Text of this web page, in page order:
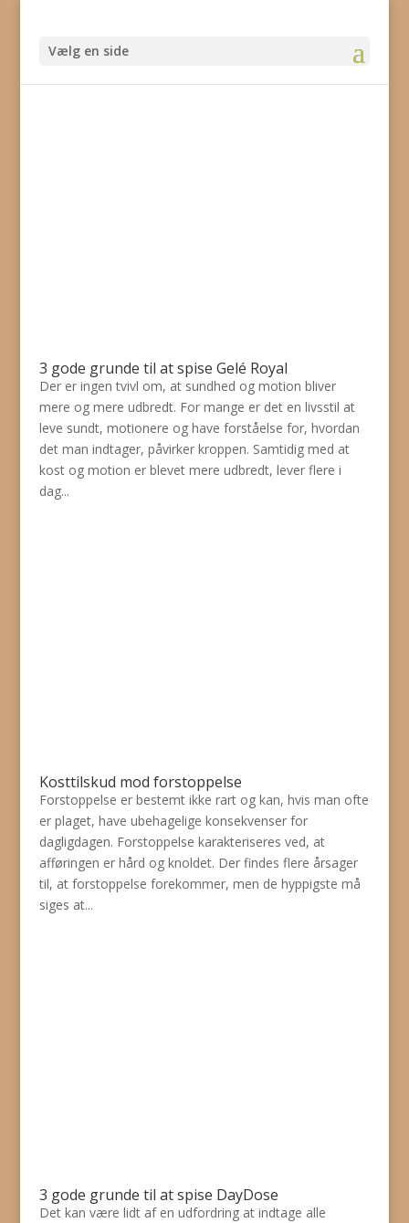
Vælg en side
3 gode grunde til at spise Gelé Royal
Der er ingen tvivl om, at sundhed og motion bliver
mere og mere udbredt. For mange er det en livsstil at
leve sundt, motionere og have forståelse for, hvordan
det man indtager, påvirker kroppen. Samtidig med at
kost og motion er blevet mere udbredt, lever flere i
dag...
Kosttilskud mod forstoppelse
Forstoppelse er bestemt ikke rart og kan, hvis man ofte
er plaget, have ubehagelige konsekvenser for
dagligdagen. Forstoppelse karakteriseres ved, at
afføringen er hård og knoldet. Der findes flere årsager
til, at forstoppelse forekommer, men de hyppigste må
siges at...
3 gode grunde til at spise DayDose
Det kan være lidt af en udfordring at indtage alle